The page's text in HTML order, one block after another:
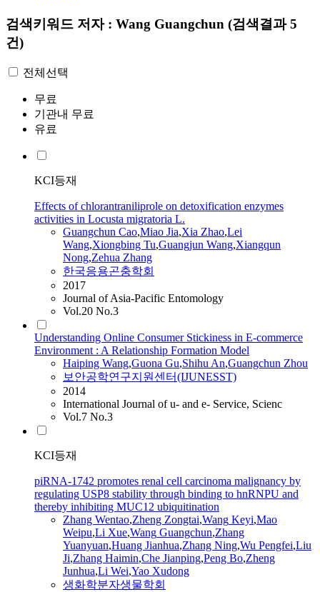
검색키워드 저자 : Wang Guangchun (검색결과 5
건)
전체선택
무료
기관내 무료
유료
KCI등재
Effects of chlorantraniliprole on detoxification enzymes
activities in Locusta migratoria L.
Guangchun Cao,Miao Jia,Xia Zhao,Lei
Wang,Xiongbing Tu,Guangjun Wang,Xiangqun
Nong,Zehua Zhang
한국응용곤충학회
2017
Journal of Asia-Pacific Entomology
Vol.20 No.3
Understanding Online Consumer Stickiness in E-commerce
Environment : A Relationship Formation Model
Haiping Wang,Guona Gu,Shihu An,Guangchun Zhou
보안공학연구지원센터(IJUNESST)
2014
International Journal of u- and e- Service, Scienc
Vol.7 No.3
KCI등재
piRNA-1742 promotes renal cell carcinoma malignancy by
regulating USP8 stability through binding to hnRNPU and
thereby inhibiting MUC12 ubiquitination
Zhang Wentao,Zheng Zongtai,Wang Keyi,Mao
Weipu,Li Xue,Wang Guangchun,Zhang
Yuanyuan,Huang Jianhua,Zhang Ning,Wu Pengfei,Liu
Ji,Zhang Haimin,Che Jianping,Peng Bo,Zheng
Junhua,Li Wei,Yao Xudong
생화학분자생물학회